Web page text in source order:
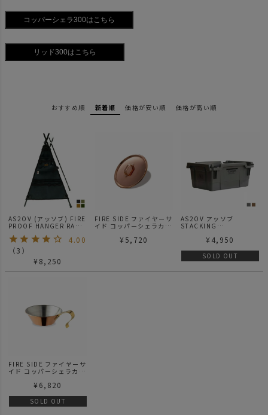
おすすめ順 新着順 価格が安い順 価格が高い順
AS2OV (アッソブ) FIRE
PROOF HANGER RACK
POCKET
ALBERTON CANVAS
SERIES / アルバートン
キャンバスシリーズ
indian hanger インディ
4.00
（3 ）
¥ 8,250
FIRE SIDE ファイヤーサ
イド コッパーシェラカッ
¥ 5,720
AS2OV アッソブ
STACKING
グ コンテナ 19L (HB-
¥ 4,950
SOLD OUT
FIRE SIDE ファイヤーサ
イド コッパーシェラカッ
¥ 6,820
SOLD OUT